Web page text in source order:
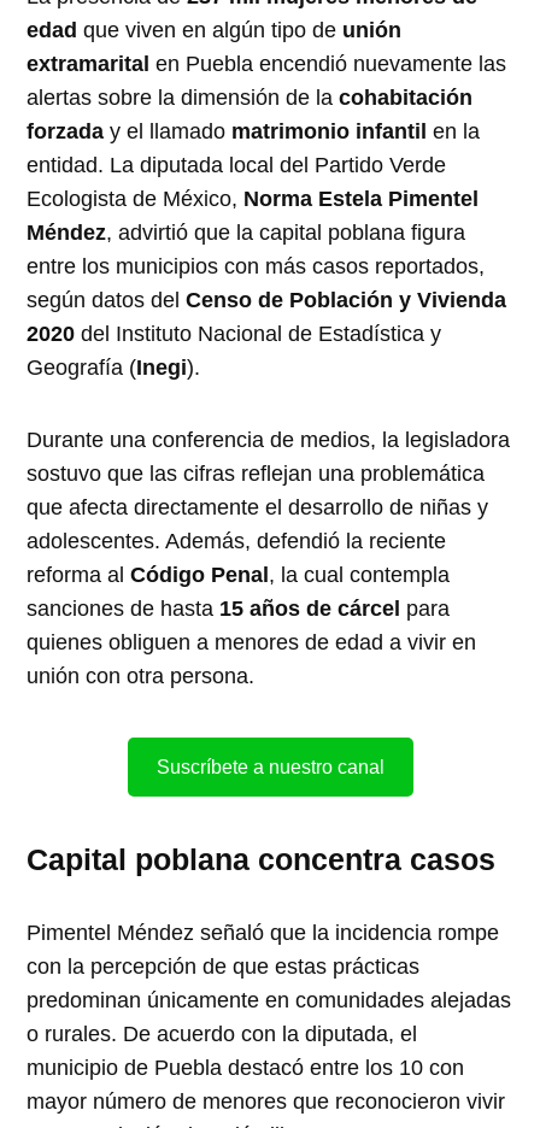
edad que viven en algún tipo de unión
extramarital en Puebla encendió nuevamente las
alertas sobre la dimensión de lacohabitación
forzada y el llamado matrimonio infantil en la
entidad. La diputada local del Partido Verde
Ecologista de México, Norma Estela Pimentel
Méndez, advirtió que la capital poblana figura
entre los municipios con más casos reportados,
según datos delCenso de Población y Vivienda
2020 del Instituto Nacional de Estadística y
Geografía (Inegi).
Durante una conferencia de medios, la legisladora
sostuvo que las cifras reflejan una problemática
que afecta directamente el desarrollo de niñas y
adolescentes. Además, defendió la reciente
reforma alCódigo Penal , la cual contempla
sanciones de hasta 15 años de cárcel para
quienes obliguen a menores de edad a vivir en
unión con otra persona.
Suscríbete a nuestro canal
Capital poblana concentra casos
Pimentel Méndez señaló que la incidencia rompe
con la percepción de que estas prácticas
predominan únicamente en comunidades alejadas
o rurales. De acuerdo con la diputada, el
municipio de Puebla destacó entre los 10 con
mayor número de menores que reconocieron vivir